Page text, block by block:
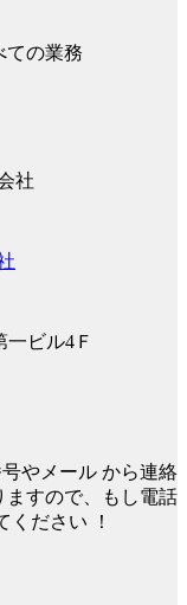
ての業務
一ビル4Ｆ
やメール から連絡
ますので、もし電話
ください ！